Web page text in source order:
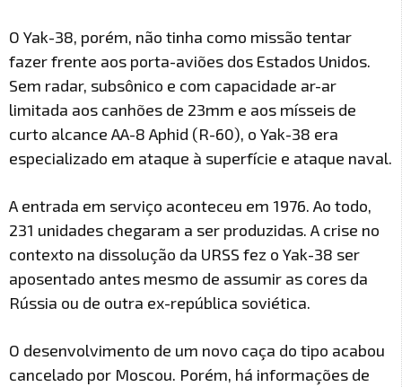
O Yak-38, porém, não tinha como missão tentar
fazer frente aos porta-aviões dos Estados Unidos.
Sem radar, subsônico e com capacidade ar-ar
limitada aos canhões de 23mm e aos mísseis de
curto alcance AA-8 Aphid (R-60), o Yak-38 era
especializado em ataque à superfície e ataque naval.
A entrada em serviço aconteceu em 1976. Ao todo,
231 unidades chegaram a ser produzidas. A crise no
contexto na dissolução da URSS fez o Yak-38 ser
aposentado antes mesmo de assumir as cores da
Rússia ou de outra ex-república soviética.
O desenvolvimento de um novo caça do tipo acabou
cancelado por Moscou. Porém, há informações de